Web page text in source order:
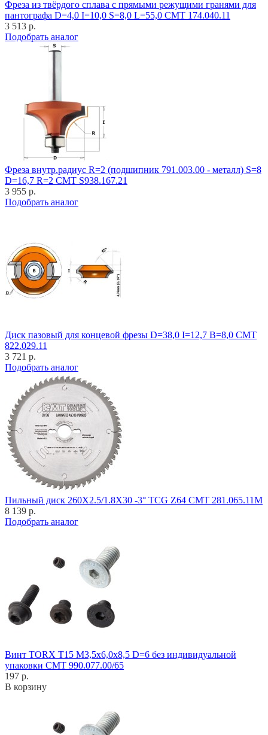
Фреза из твёрдого сплава с прямыми режущими гранями для
пантографа D=4,0 I=10,0 S=8,0 L=55,0 CMT 174.040.11
3 513 р.
Подобрать аналог
Фреза внутр.радиус R=2 (подшипник 791.003.00 - металл) S=8
D=16,7 R=2 CMT S938.167.21
3 955 р.
Подобрать аналог
Диск пазовый для концевой фрезы D=38,0 I=12,7 B=8,0 CMT
822.029.11
3 721 р.
Подобрать аналог
Пильный диск 260X2.5/1.8X30 -3° TCG Z64 CMT 281.065.11M
8 139 р.
Подобрать аналог
Винт TORX T15 M3,5x6,0x8,5 D=6 без индивидуальной
упаковки CMT 990.077.00/65
197 р.
В корзину